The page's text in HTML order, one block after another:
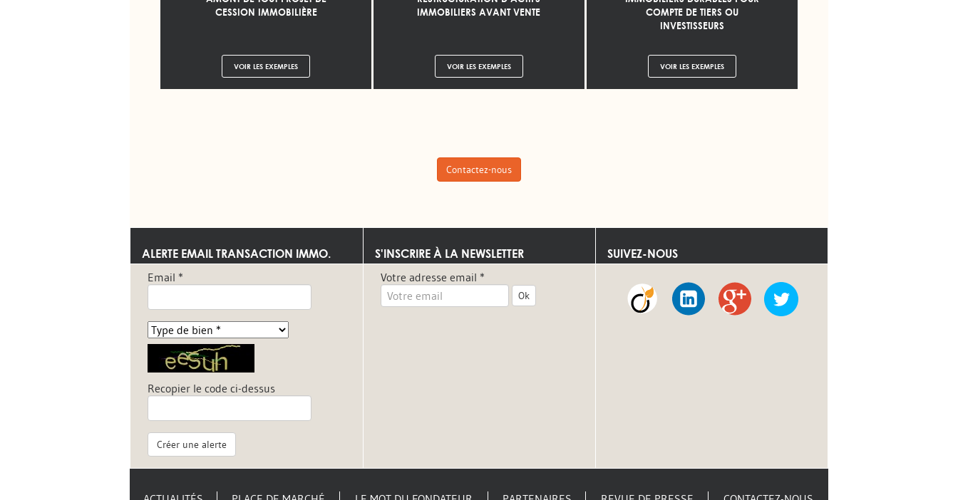
CESSION IMMOBILIÈRE
VOIR LES EXEMPLES
IMMOBILIERS AVANT VENTE
VOIR LES EXEMPLES
COMPTE DE TIERS OU
INVESTISSEURS
VOIR LES EXEMPLES
Contactez-nous
ALERTE EMAIL TRANSACTION IMMO.
Email *
Recopier le code ci-dessus
Créer une alerte
S'INSCRIRE À LA NEWSLETTER
Votre adresse email *
Ok
SUIVEZ-NOUS
Viadeo LinkedIn
Google